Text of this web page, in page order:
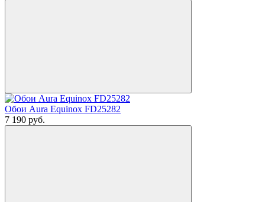
Обои Aura Equinox FD25282
7 190 руб.